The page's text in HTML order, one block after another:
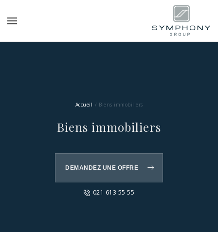
Accueil Biens immobiliers
Biens immobiliers
DEMANDEZ UNE OFFRE
021 613 55 55